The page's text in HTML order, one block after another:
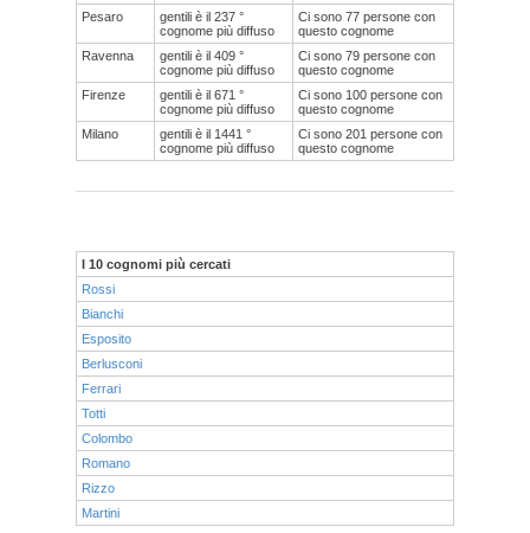
Pesaro
gentili è il 237 °
cognome più diffuso
Ci sono 77 persone con
questo cognome
Ravenna
gentili è il 409 °
cognome più diffuso
Ci sono 79 persone con
questo cognome
Firenze
gentili è il 671 °
cognome più diffuso
Ci sono 100 persone con
questo cognome
Milano
gentili è il 1441 °
cognome più diffuso
Ci sono 201 persone con
questo cognome
I 10 cognomi più cercati
Rossi
Bianchi
Esposito
Berlusconi
Ferrari
Totti
Colombo
Romano
Rizzo
Martini